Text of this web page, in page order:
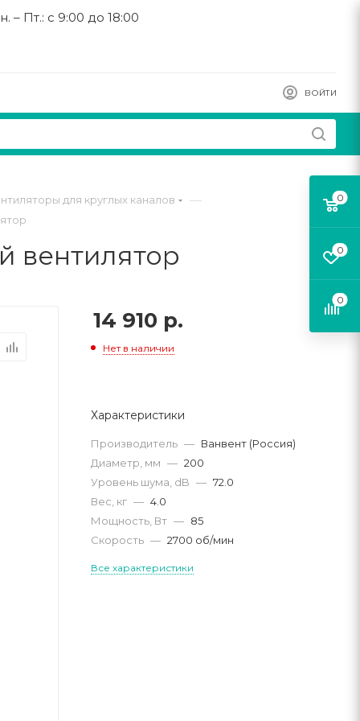
– Пт.: с 9:00 до 18:00
ВОЙТИ
для круглых каналов —
вентилятор
14 910 р.
Нет в наличии
Характеристики
Производитель — Ванвент (Россия)
Диаметр, мм — 200
Уровень шума, dB — 72.0
Вес, кг — 4.0
Мощность, Вт — 85
Скорость — 2700 об/мин
Все характеристики
0
0
0